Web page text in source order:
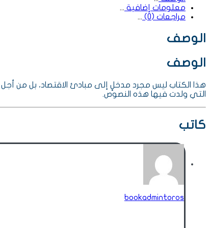
معلومات إضافية
مراجعات (0)
الوصف
الوصف
هذا الكتاب ليس مجرد مدخلٍ إلى مبادئ الاقتصاد، بل من أجل
التي ولدت فيها هذه النصوص.
كاتب
bookadmintoros